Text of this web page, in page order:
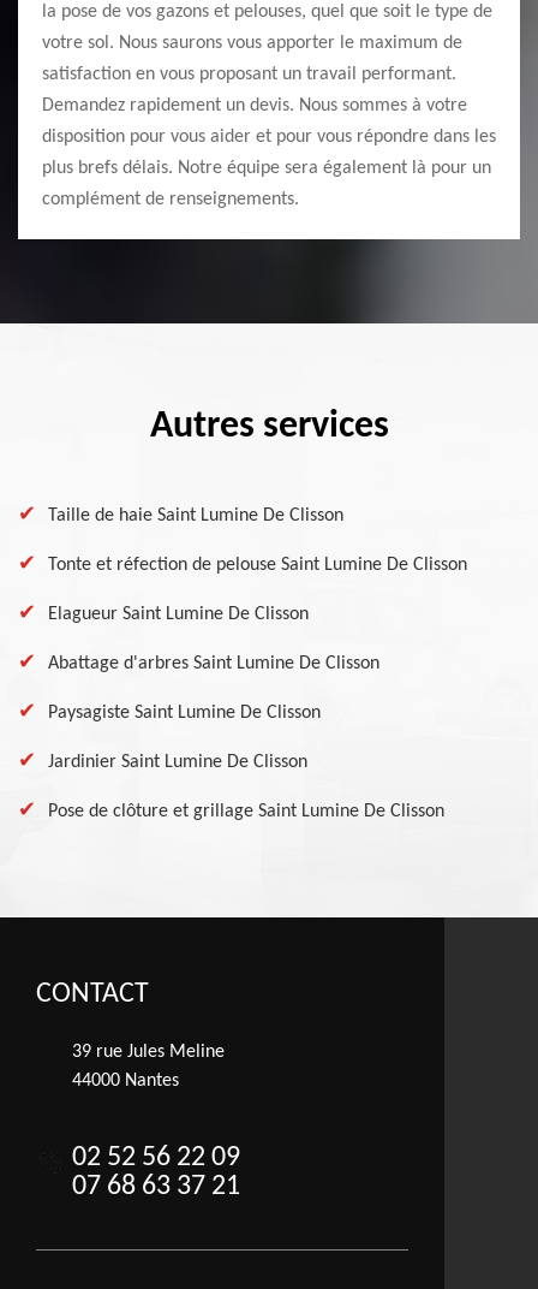
la pose de vos gazons et pelouses, quel que soit le type de
votre sol. Nous saurons vous apporter le maximum de
satisfaction en vous proposant un travail performant.
Demandez rapidement un devis. Nous sommes à votre
disposition pour vous aider et pour vous répondre dans les
plus brefs délais. Notre équipe sera également là pour un
complément de renseignements.
Autres services
Taille de haie Saint Lumine De Clisson
Tonte et réfection de pelouse Saint Lumine De Clisson
Elagueur Saint Lumine De Clisson
Abattage d'arbres Saint Lumine De Clisson
Paysagiste Saint Lumine De Clisson
Jardinier Saint Lumine De Clisson
Pose de clôture et grillage Saint Lumine De Clisson
CONTACT
39 rue Jules Meline
44000 Nantes
02 52 56 22 09
07 68 63 37 21